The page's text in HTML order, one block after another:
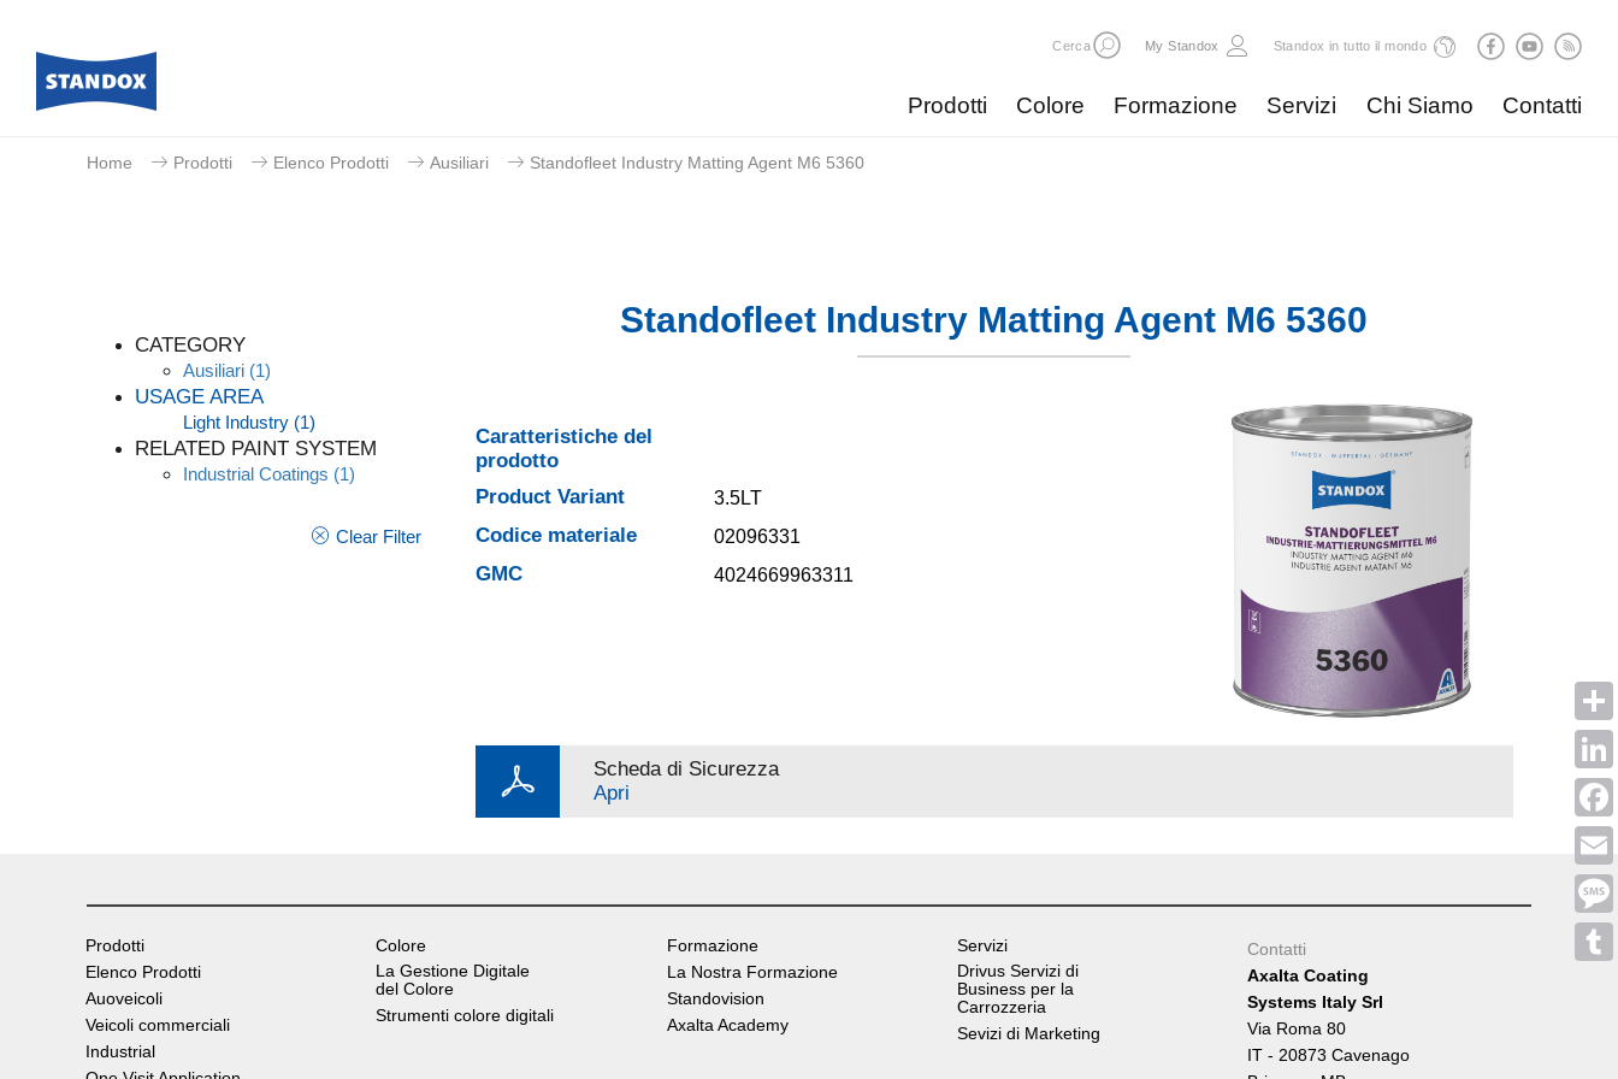
Cerca My Standox Standox in tutto il mondo
Prodotti Colore Formazione Servizi Chi Siamo Contatti
Email
Home Prodotti Elenco Prodotti Ausiliari Standofleet Industry Matting Agent M6 5360​
CATEGORY
Ausiliari (1)
USAGE AREA
Light Industry (1)
RELATED PAINT SYSTEM
Industrial Coatings (1)
Clear Filter
Standofleet Industry Matting Agent M6 5360​
Caratteristiche del
prodotto
Product Variant
3.5LT
Codice materiale 02096331
GMC 4024669963311
Scheda di Sicurezza
Apri
Prodotti
Elenco Prodotti
Auoveicoli
Veicoli commerciali
Industrial
Colore
La Gestione Digitale
del Colore
Strumenti colore digitali
Formazione
La Nostra Formazione
Standovision
Axalta Academy
Servizi
Drivus Servizi di
Business per la
Carrozzeria
Sevizi di Marketing
Contatti
Axalta Coating
Systems Italy Srl
Via Roma 80
IT - 20873 Cavenago